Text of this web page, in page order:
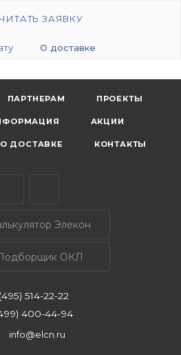
ЗАЯВКУ
О доставке
ПАРТНЕРАМ ПРОЕКТЫ
АКЦИИ
О ДОСТАВКЕ КОНТАКТЫ
Элекон
ОКЛ
514-22-22
400-44-94
info@elcn.ru